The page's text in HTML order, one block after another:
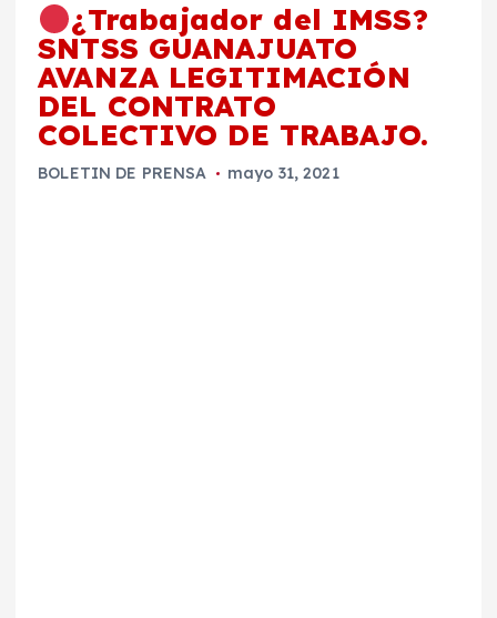
¿Trabajador del IMSS?
SNTSS GUANAJUATO
AVANZA LEGITIMACIÓN
DEL CONTRATO
COLECTIVO DE TRABAJO.
BOLETIN DE PRENSA mayo 31, 2021